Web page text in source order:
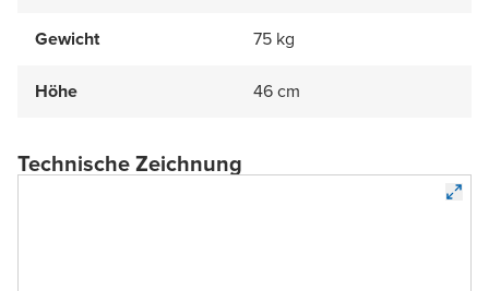
Gewicht 75 kg
Höhe 46 cm
Technische Zeichnung